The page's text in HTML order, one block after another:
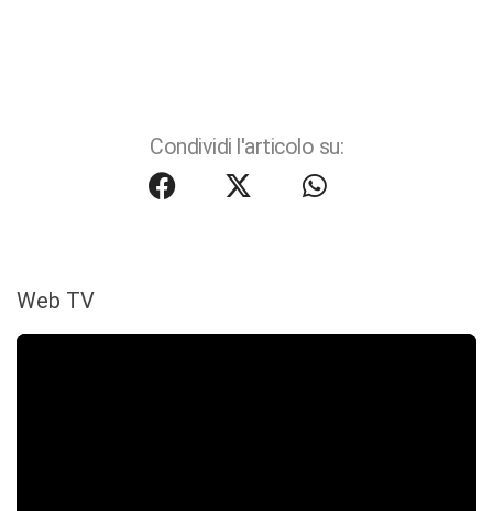
Condividi l'articolo su:
Web TV